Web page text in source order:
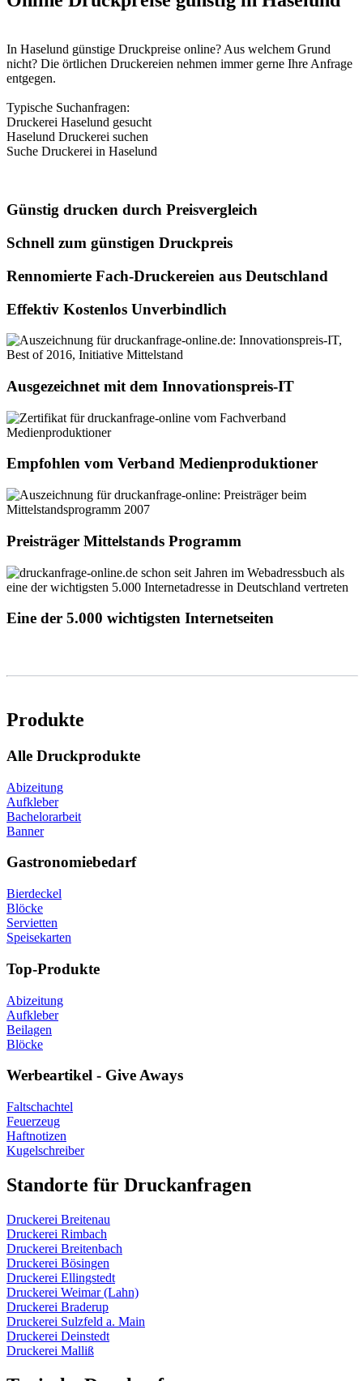
In Haselund günstige Druckpreise online? Aus welchem Grund
nicht? Die örtlichen Druckereien nehmen immer gerne Ihre Anfrage
entgegen.
Typische Suchanfragen:
Druckerei Haselund gesucht
Haselund Druckerei suchen
Suche Druckerei in Haselund
Günstig drucken durch Preisvergleich
Schnell zum günstigen Druckpreis
Rennomierte Fach-Druckereien aus Deutschland
Effektiv Kostenlos Unverbindlich
Ausgezeichnet mit dem Innovationspreis-IT
Empfohlen vom Verband Medienproduktioner
Preisträger Mittelstands Programm
Eine der 5.000 wichtigsten Internetseiten
Produkte
Alle Druckprodukte
Abizeitung
Aufkleber
Bachelorarbeit
Banner
Gastronomiebedarf
Bierdeckel
Blöcke
Servietten
Speisekarten
Top-Produkte
Abizeitung
Aufkleber
Beilagen
Blöcke
Werbeartikel - Give Aways
Faltschachtel
Feuerzeug
Haftnotizen
Kugelschreiber
Standorte für Druckanfragen
Druckerei Breitenau
Druckerei Rimbach
Druckerei Breitenbach
Druckerei Bösingen
Druckerei Ellingstedt
Druckerei Weimar (Lahn)
Druckerei Braderup
Druckerei Sulzfeld a. Main
Druckerei Deinstedt
Druckerei Malliß